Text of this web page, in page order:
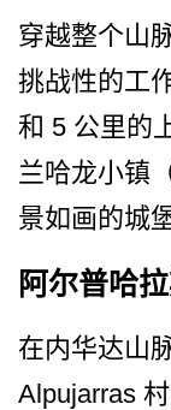
穿越整个山
挑战性的工
和 5 公里的
兰哈龙小镇
景­如画的城
阿尔普哈
在内华达山
Alpujarras